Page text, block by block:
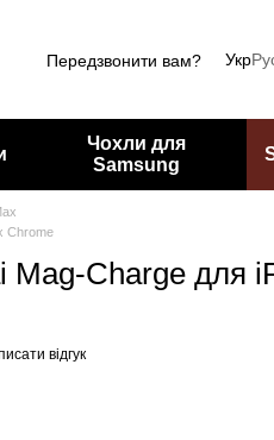
Передзвонити вам? Укр
Чохли для
Samsung
Chrome
Mag-Charge для
відгук